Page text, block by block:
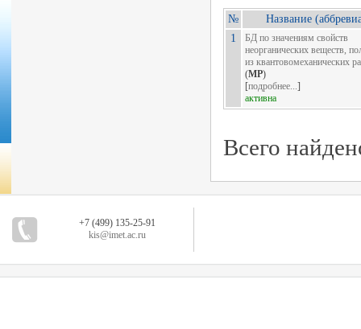
№
Название
1
БД по значениям свойств
неорганических веществ,
из квантовомеханических
(MP)
[подробнее...]
активна
Всего
+7 (499) 135-25-91
kis@imet.ac.ru